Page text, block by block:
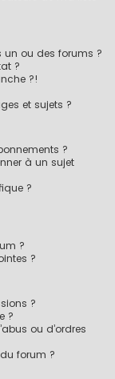
un ou des forums ?
?
?!
et sujets ?
?
à un sujet
?
?
?
?
?
ou d’ordres
forum ?